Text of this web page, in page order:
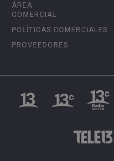
ÁREA
COMERCIAL
POLÍTICAS COMERCIALES
PROVEEDORES